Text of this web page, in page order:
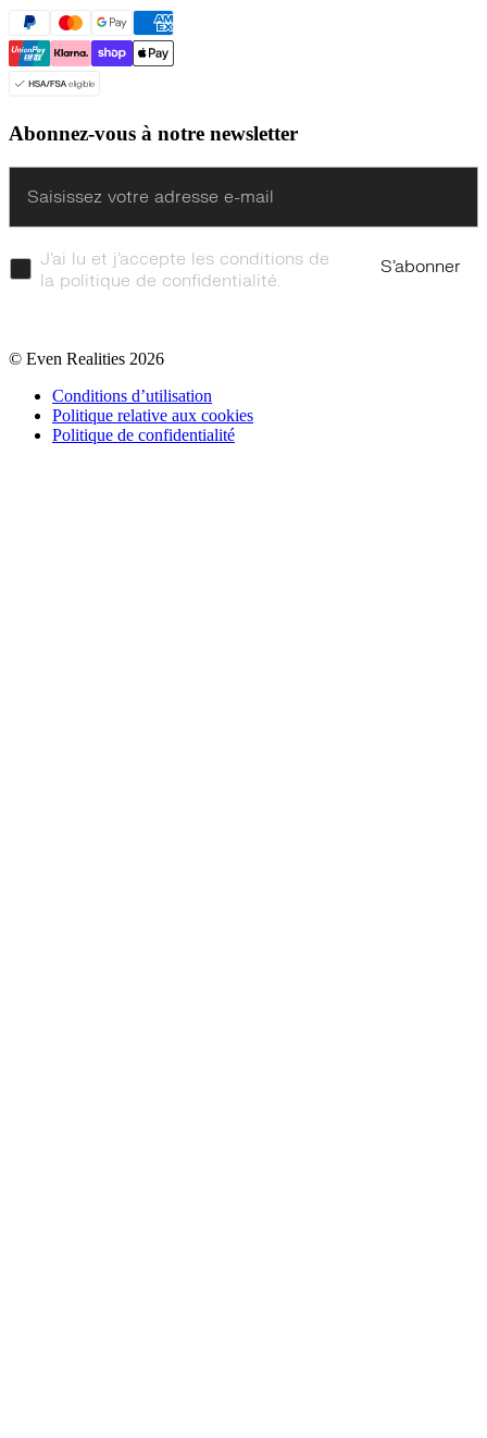
Abonnez-vous à notre newsletter
J’ai lu et j’accepte les conditions de
la politique de confidentialité.
S’abonner
© Even Realities 2026
Conditions d’utilisation
Politique relative aux cookies
Politique de confidentialité